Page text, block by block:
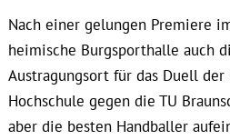
Nach einer gelungen Premiere
heimische Burgsporthalle auch
Austragungsort für das Duell der
Hochschule gegen die TU
aber die besten Handballer